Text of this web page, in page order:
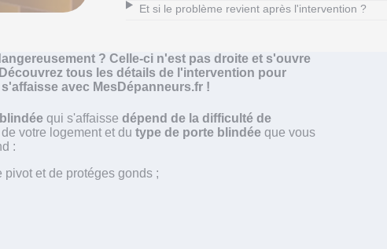
Et si le problème revient après l'intervention ?
? Celle-ci n'est pas droite et s'ouvre
tous les détails de l'intervention pour
avec MesDépanneurs.fr !
qui s'affaisse dépend de la difficulté de
de votre logement et du type de porte blindée que vous
:
pivot et de protéges gonds ;